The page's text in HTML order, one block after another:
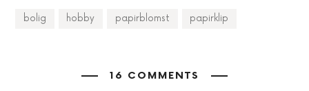
bolig hobby papirblomst papirklip
16 COMMENTS